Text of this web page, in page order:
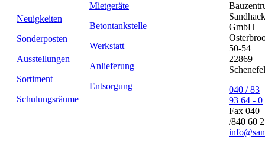
Neuigkeiten
Sonderposten
Ausstellungen
Sortiment
Schulungsräume
Mietgeräte
Betontankstelle
Werkstatt
Anlieferung
Entsorgung
Sandhack
GmbH
50-54
22869
040 / 83
93 64 - 0
Fax 040
/840 60